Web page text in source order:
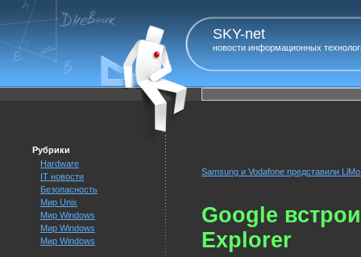
SKY-net
новости информационных
Рубрики
Hardware
IT новости
Безопасность
Мир Unix
Мир Windows
Мир Windows
Мир Windows
Samsung и Vodafone представили
Google
Explorer